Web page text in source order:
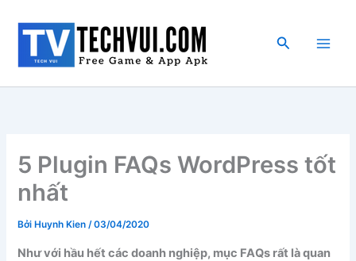
dung
Tìm
5 Plugin FAQs WordPress tốt
nhất
Bởi Huynh Kien/03/04/2020
Như với hầu hết các doanh nghiệp, mục FAQs rất là quan